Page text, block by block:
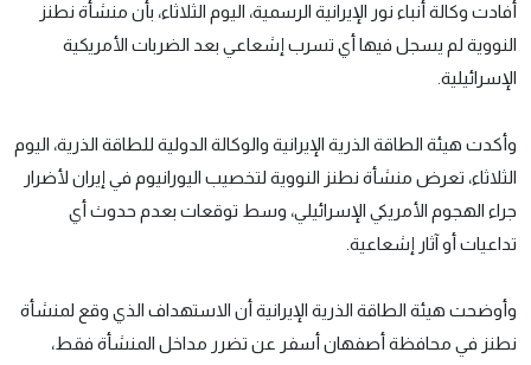
أفادت وكالة أنباء نور الإيرانية الرسمية، اليوم الثلاثاء، بأن منشأة نطنز
النووية لم يسجل فيها أي تسرب إشعاعي بعد الضربات الأمريكية
الإسرائيلية.
وأكدت هيئة الطاقة الذرية الإيرانية والوكالة الدولية للطاقة الذرية، اليوم
الثلاثاء، تعرض منشأة نطنز النووية لتخصيب اليورانيوم في إيران لأضرار
جراء الهجوم الأمريكي الإسرائيلي، وسط توقعات بعدم حدوث أي
تداعيات أو آثار إشعاعية.
وأوضحت هيئة الطاقة الذرية الإيرانية أن الاستهداف الذي وقع لمنشأة
نطنز في محافظة أصفهان أسفر عن تضرر مداخل المنشأة فقط،